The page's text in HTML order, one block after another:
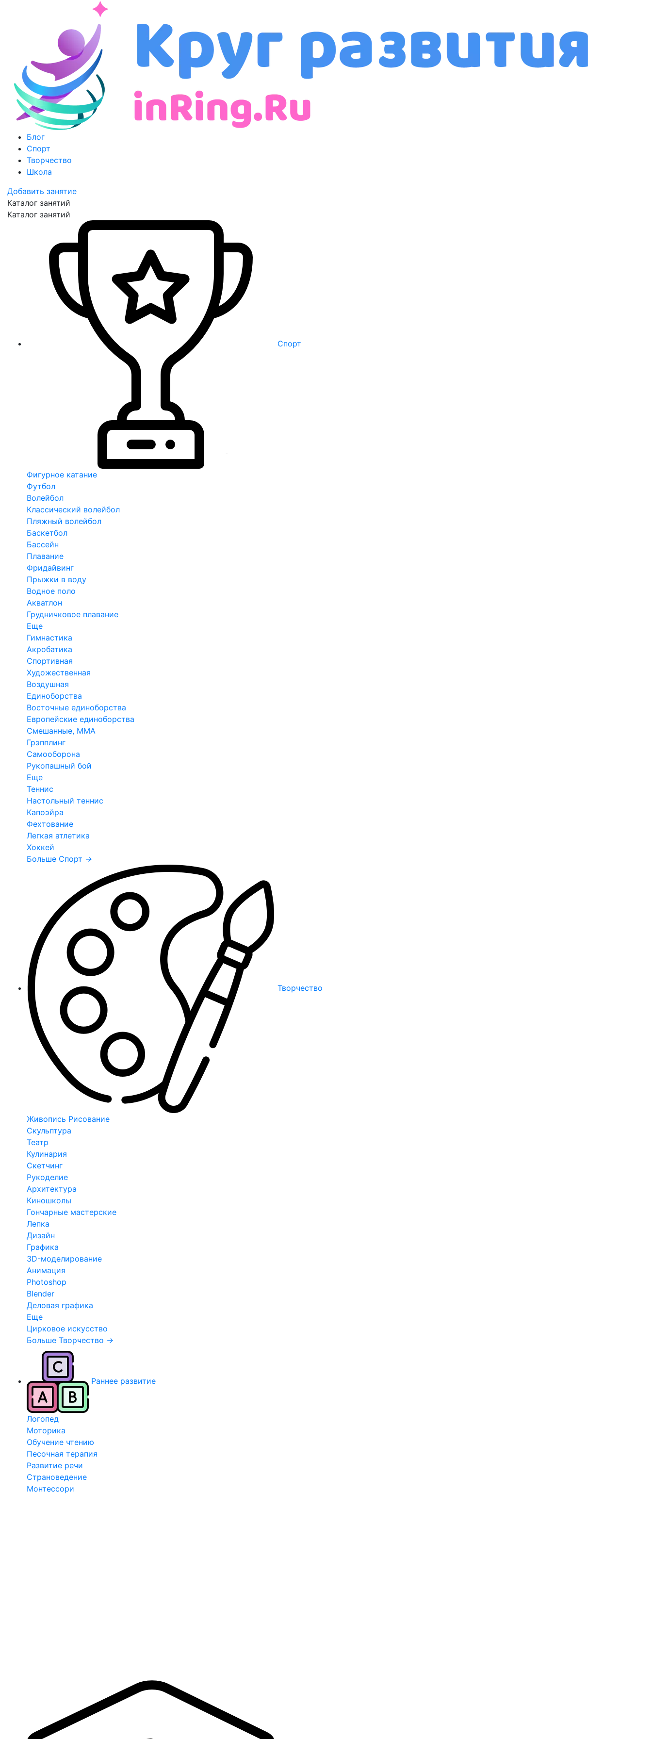
Блог
Спорт
Творчество
Школа
Добавить занятие
Каталог занятий
Каталог занятий
Спорт
Фигурное катание
Футбол
Волейбол
Классический волейбол
Пляжный волейбол
Баскетбол
Бассейн
Плавание
Фридайвинг
Прыжки в воду
Водное поло
Акватлон
Грудничковое плавание
Еще
Гимнастика
Акробатика
Спортивная
Художественная
Воздушная
Единоборства
Восточные единоборства
Европейские единоборства
Смешанные, ММА
Грэпплинг
Самооборона
Рукопашный бой
Еще
Теннис
Настольный теннис
Капоэйра
Фехтование
Легкая атлетика
Хоккей
Больше Спорт →
Творчество
Живопись Рисование
Скульптура
Театр
Кулинария
Скетчинг
Рукоделие
Архитектура
Киношколы
Гончарные мастерские
Лепка
Дизайн
Графика
3D-моделирование
Анимация
Photoshop
Blender
Деловая графика
Еще
Цирковое искусство
Больше Творчество →
Раннее развитие
Логопед
Моторика
Обучение чтению
Песочная терапия
Развитие речи
Страноведение
Монтессори